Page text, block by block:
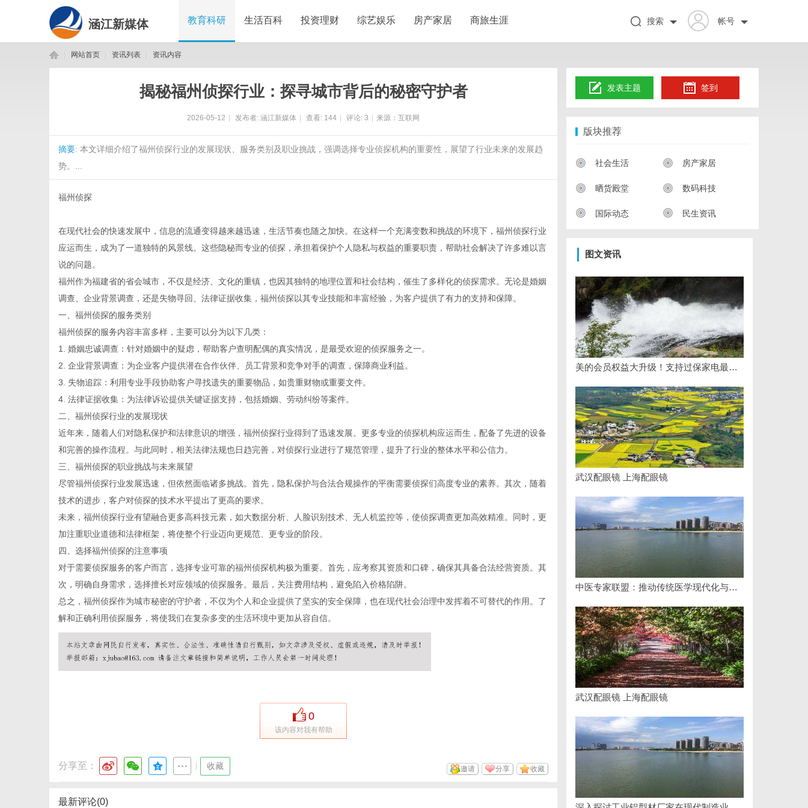
涵江新媒体 教育科研 生活百科 投资理财 综艺娱乐 房产家居 商旅生涯 帐号
搜索
网站首页 资讯列表 资讯内容
揭秘福州侦探行业：探寻城市背后的秘密守护者
2026-05-12 发布者: 涵江新媒体 查看: 144 评论: 3 来源：互联网
摘要: 本文详细介绍了福州侦探行业的发展现状、服务类别及职业挑战，强调选择专业侦探机构的重要性，展望了行业未来的发展趋
势。...
福州侦探
在现代社会的快速发展中，信息的流通变得越来越迅速，生活节奏也随之加快。在这样一个充满变数和挑战的环境下，福州侦探行业
应运而生，成为了一道独特的风景线。这些隐秘而专业的侦探，承担着保护个人隐私与权益的重要职责，帮助社会解决了许多难以言
说的问题。
福州作为福建省的省会城市，不仅是经济、文化的重镇，也因其独特的地理位置和社会结构，催生了多样化的侦探需求。无论是婚姻
调查、企业背景调查，还是失物寻回、法律证据收集，福州侦探以其专业技能和丰富经验，为客户提供了有力的支持和保障。
一、福州侦探的服务类别
福州侦探的服务内容丰富多样，主要可以分为以下几类：
1. 婚姻忠诚调查：针对婚姻中的疑虑，帮助客户查明配偶的真实情况，是最受欢迎的侦探服务之一。
2. 企业背景调查：为企业客户提供潜在合作伙伴、员工背景和竞争对手的调查，保障商业利益。
3. 失物追踪：利用专业手段协助客户寻找遗失的重要物品，如贵重财物或重要文件。
4. 法律证据收集：为法律诉讼提供关键证据支持，包括婚姻、劳动纠纷等案件。
二、福州侦探行业的发展现状
近年来，随着人们对隐私保护和法律意识的增强，福州侦探行业得到了迅速发展。更多专业的侦探机构应运而生，配备了先进的设备
和完善的操作流程。与此同时，相关法律法规也日趋完善，对侦探行业进行了规范管理，提升了行业的整体水平和公信力。
三、福州侦探的职业挑战与未来展望
尽管福州侦探行业发展迅速，但依然面临诸多挑战。首先，隐私保护与合法合规操作的平衡需要侦探们高度专业的素养。其次，随着
技术的进步，客户对侦探的技术水平提出了更高的要求。
未来，福州侦探行业有望融合更多高科技元素，如大数据分析、人脸识别技术、无人机监控等，使侦探调查更加高效精准。同时，更
加注重职业道德和法律框架，将使整个行业迈向更规范、更专业的阶段。
四、选择福州侦探的注意事项
对于需要侦探服务的客户而言，选择专业可靠的福州侦探机构极为重要。首先，应考察其资质和口碑，确保其具备合法经营资质。其
次，明确自身需求，选择擅长对应领域的侦探服务。最后，关注费用结构，避免陷入价格陷阱。
总之，福州侦探作为城市秘密的守护者，不仅为个人和企业提供了坚实的安全保障，也在现代社会治理中发挥着不可替代的作用。了
解和正确利用侦探服务，将使我们在复杂多变的生活环境中更加从容自信。
0
该内容对我有帮助
分享至： 收藏 收藏
分享
邀请
最新评论(0)
发表主题 签到
版块推荐
社会生活 房产家居
晒货殿堂 数码科技
国际动态 民生资讯
图文资讯
美的会员权益大升级！支持过保家电最高3000元免费维修
武汉配眼镜 上海配眼镜
中医专家联盟：推动传统医学现代化与国际化的桥梁
武汉配眼镜 上海配眼镜